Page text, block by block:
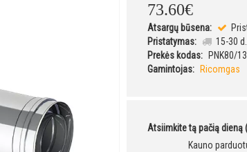
73.60€
Atsargų būsena:
Pristatymas:
15-30
Prekės kodas:
PNK80/
Gamintojas:
Ricomgas
Atsiimkite tą pačią dieną
Kauno